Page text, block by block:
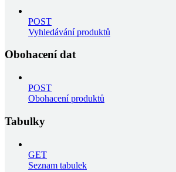
POST
Vyhledávání produktů
Obohacení dat
POST
Obohacení produktů
Tabulky
GET
Seznam tabulek